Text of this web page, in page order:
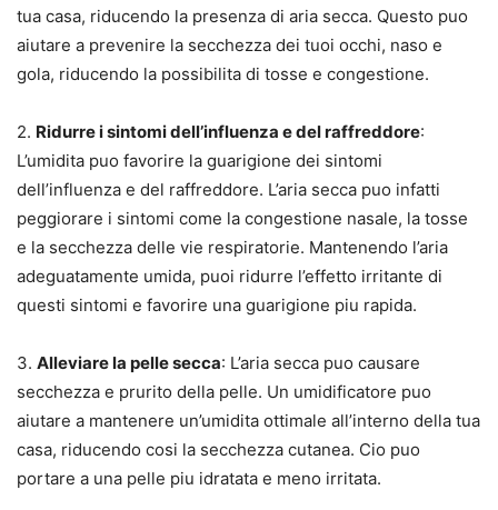
tua casa, riducendo la presenza di aria secca. Questo puo
aiutare a prevenire la secchezza dei tuoi occhi, naso e
gola, riducendo la possibilita di tosse e congestione.
2. Ridurre i sintomi dell’influenza e del raffreddore:
L’umidita puo favorire la guarigione dei sintomi
dell’influenza e del raffreddore. L’aria secca puo infatti
peggiorare i sintomi come la congestione nasale, la tosse
e la secchezza delle vie respiratorie. Mantenendo l’aria
adeguatamente umida, puoi ridurre l’effetto irritante di
questi sintomi e favorire una guarigione piu rapida.
3. Alleviare la pelle secca: L’aria secca puo causare
secchezza e prurito della pelle. Un umidificatore puo
aiutare a mantenere un’umidita ottimale all’interno della tua
casa, riducendo cosi la secchezza cutanea. Cio puo
portare a una pelle piu idratata e meno irritata.